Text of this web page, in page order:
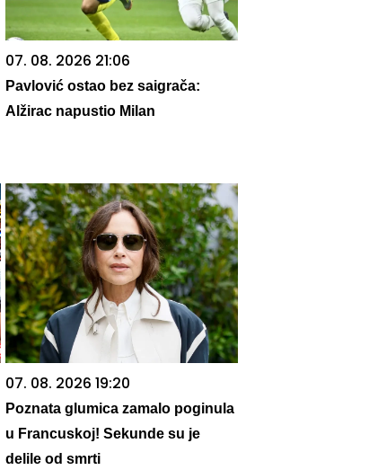
07. 08. 2026 21:06
Pavlović ostao bez saigrača:
Alžirac napustio Milan
07. 08. 2026 19:20
Poznata glumica zamalo poginula
u Francuskoj! Sekunde su je
delile od smrti